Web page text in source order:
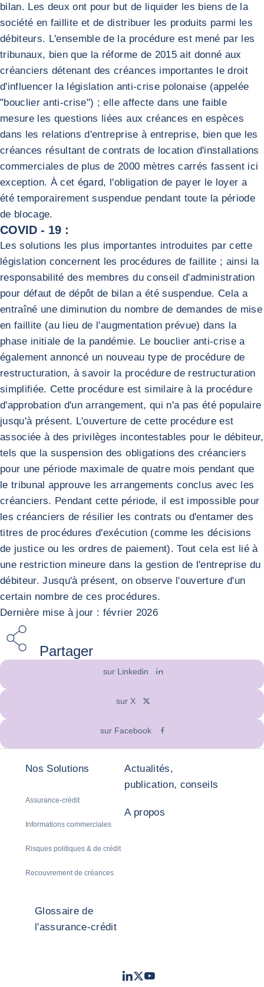
bilan. Les deux ont pour but de liquider les biens de la
société en faillite et de distribuer les produits parmi les
débiteurs. L'ensemble de la procédure est mené par les
tribunaux, bien que la réforme de 2015 ait donné aux
créanciers détenant des créances importantes le droit
d'influencer la législation anti-crise polonaise (appelée
"bouclier anti-crise") ; elle affecte dans une faible
mesure les questions liées aux créances en espèces
dans les relations d'entreprise à entreprise, bien que les
créances résultant de contrats de location d'installations
commerciales de plus de 2000 mètres carrés fassent ici
exception. À cet égard, l'obligation de payer le loyer a
été temporairement suspendue pendant toute la période
de blocage.
COVID - 19 :
Les solutions les plus importantes introduites par cette
législation concernent les procédures de faillite ; ainsi la
responsabilité des membres du conseil d'administration
pour défaut de dépôt de bilan a été suspendue. Cela a
entraîné une diminution du nombre de demandes de mise
en faillite (au lieu de l'augmentation prévue) dans la
phase initiale de la pandémie. Le bouclier anti-crise a
également annoncé un nouveau type de procédure de
restructuration, à savoir la procédure de restructuration
simplifiée. Cette procédure est similaire à la procédure
d'approbation d'un arrangement, qui n'a pas été populaire
jusqu'à présent. L'ouverture de cette procédure est
associée à des privilèges incontestables pour le débiteur,
tels que la suspension des obligations des créanciers
pour une période maximale de quatre mois pendant que
le tribunal approuve les arrangements conclus avec les
créanciers. Pendant cette période, il est impossible pour
les créanciers de résilier les contrats ou d'entamer des
titres de procédures d'exécution (comme les décisions
de justice ou les ordres de paiement). Tout cela est lié à
une restriction mineure dans la gestion de l'entreprise du
débiteur. Jusqu'à présent, on observe l'ouverture d'un
certain nombre de ces procédures.
Dernière mise à jour : février 2026
Partager
sur Linkedin
sur X
sur Facebook
Nos Solutions
Assurance-crédit
Informations commerciales
Risques politiques & de crédit
Recouvrement de créances
Actualités,
publication, conseils
A propos
Glossaire de
l'assurance-crédit
LinkedIn
TwitterYoutube